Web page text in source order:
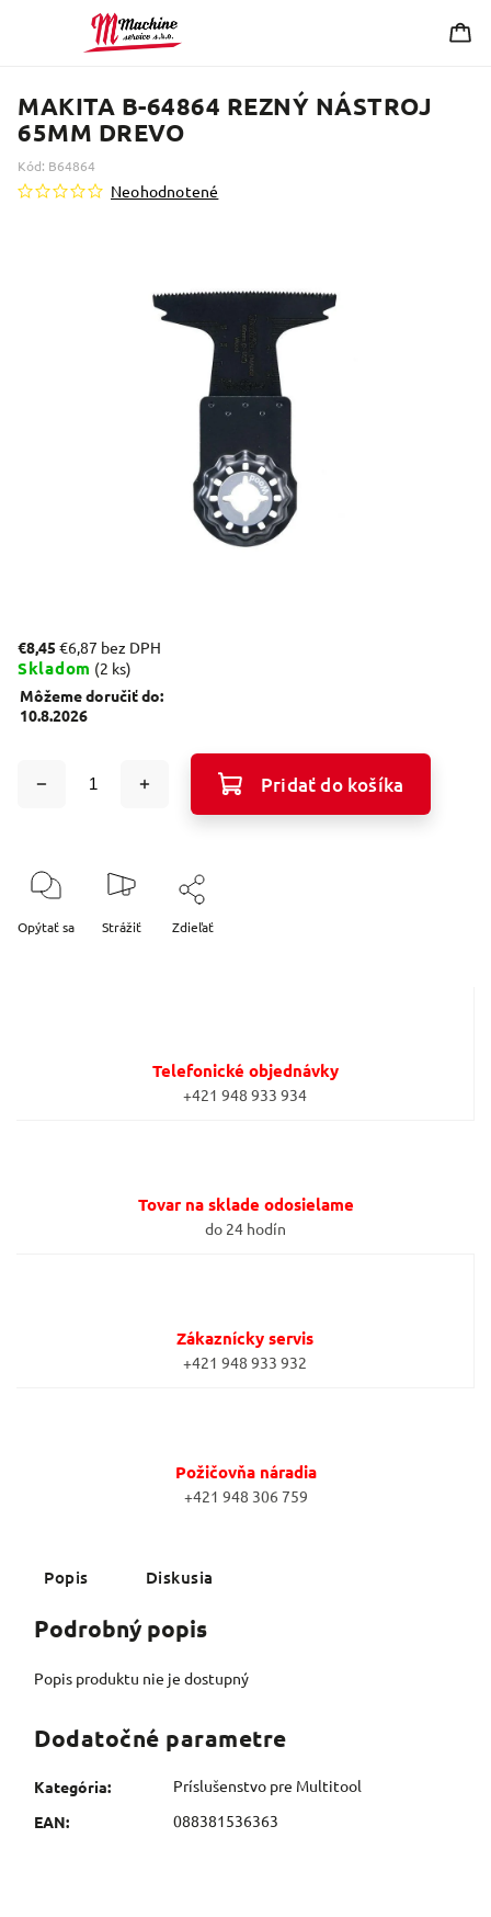
MAKITA B-64864 REZNÝ NÁSTROJ
65MM DREVO
Kód: B64864
Neohodnotené
€8,45 €6,87 bez DPH
Skladom (2 ks)
Môžeme doručiť do:
10.8.2026
Pridať do košíka
Opýtať sa Strážiť Zdieľať
Telefonické objednávky
+421 948 933 934
Tovar na sklade odosielame
do 24 hodín
Zákaznícky servis
+421 948 933 932
Požičovňa náradia
+421 948 306 759
Popis Diskusia
Podrobný popis
Popis produktu nie je dostupný
Dodatočné parametre
Kategória:
Príslušenstvo pre Multitool
EAN: 088381536363